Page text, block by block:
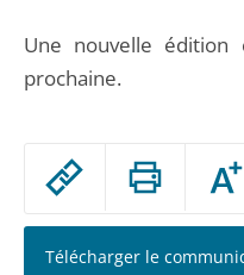
Passer
partage
de
ou
la
de
Télécharger le
Une nouvelle édition
prochaine.